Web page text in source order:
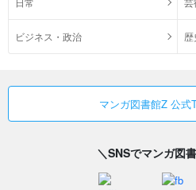
ビジネス・政治
マンガ図書館Z 公式
＼SNSでマンガ図